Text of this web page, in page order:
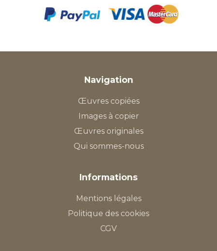
Navigation
Œuvres copiées
Images à copier
Œuvres originales
Qui sommes-nous
Informations
Mentions légales
Politique des cookies
CGV